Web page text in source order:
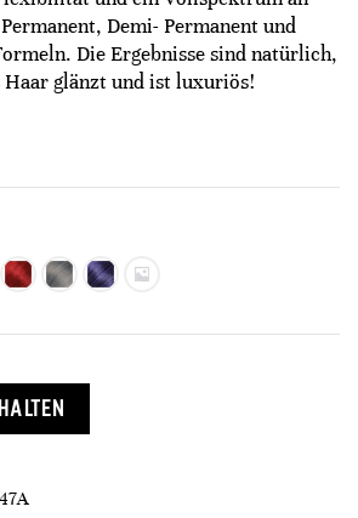
Demi- Permanent und
Die Ergebnisse sind natürlich,
Haar glänzt und ist luxuriös!